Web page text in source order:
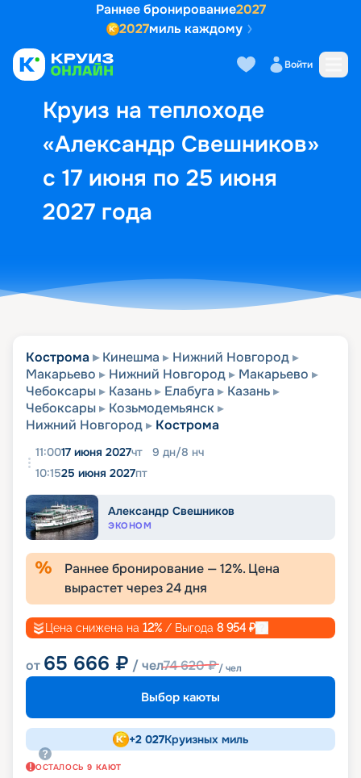
Раннее бронирование2027
2027миль каждому
Войти
Круиз на теплоходе
«Александр Свешников»
с 17 июня по 25 июня
2027 года
Выбор кают Маршрут и
Кострома Кинешма
Нижний Новгород
Макарьево
Нижний Новгород
Макарьево
Чебоксары
Казань Елабуга
Казань
Чебоксары
Козьмодемьянск
Нижний Новгород
Кострома
11:0017 июня 2027чт 9 дн/8 нч
10:1525 июня 2027пт
Александр Свешников
ЭКОНОМ
Раннее бронирование —12%. Цена
вырастет через24дня
Цена снижена на 12% / Выгода 8 954 ₽
от 65 666 ₽ / чел74 620₽/ чел
Выбор каюты
+2 027Круизных миль
ОСТАЛОСЬ 9 КАЮТ